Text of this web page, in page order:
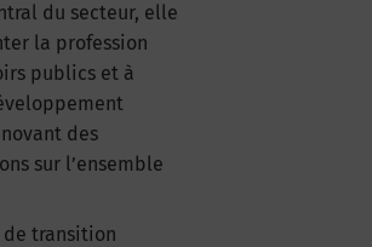
du secteur, elle
la profession
publics et à
des
sur l’ensemble
de transition